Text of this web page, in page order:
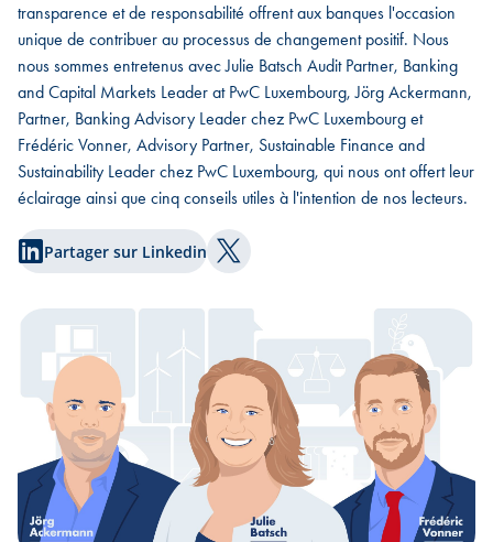
transparence et de responsabilité offrent aux banques l'occasion
unique de contribuer au processus de changement positif. Nous
nous sommes entretenus avec Julie Batsch Audit Partner, Banking
and Capital Markets Leader at PwC Luxembourg, Jörg Ackermann,
Partner, Banking Advisory Leader chez PwC Luxembourg et
Frédéric Vonner, Advisory Partner, Sustainable Finance and
Sustainability Leader chez PwC Luxembourg, qui nous ont offert leur
éclairage ainsi que cinq conseils utiles à l'intention de nos lecteurs.
Partager sur Linkedin Partager sur Twitter